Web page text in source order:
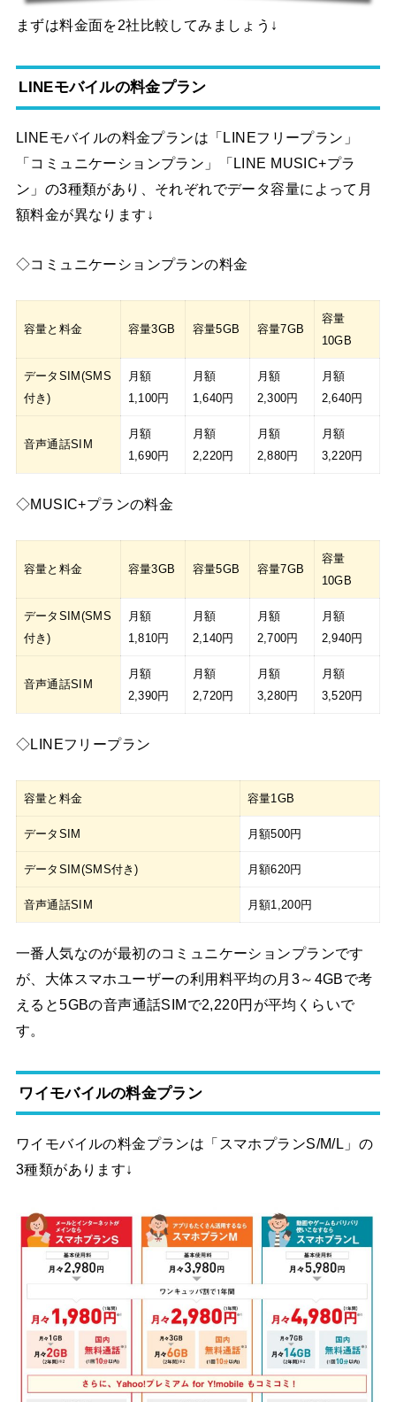
まずは料金面を2社比較してみましょう↓
LINEモバイルの料金プラン
LINEモバイルの料金プランは「LINEフリープラン」
「コミュニケーションプラン」「LINE MUSIC+プラ
ン」の3種類があり、それぞれでデータ容量によって月
額料金が異なります↓
◇コミュニケーションプランの料金
容量と料金 容量3GB 容量5GB 容量7GB
容量
10GB
データSIM(SMS
付き)
月額
1,100円
月額
1,640円
月額
2,300円
月額
2,640円
音声通話SIM
月額
1,690円
月額
2,220円
月額
2,880円
月額
3,220円
◇MUSIC+プランの料金
容量と料金 容量3GB 容量5GB 容量7GB
容量
10GB
データSIM(SMS
付き)
月額
1,810円
月額
2,140円
月額
2,700円
月額
2,940円
音声通話SIM
月額
2,390円
月額
2,720円
月額
3,280円
月額
3,520円
◇LINEフリープラン
容量と料金 容量1GB
データSIM 月額500円
データSIM(SMS付き) 月額620円
音声通話SIM 月額1,200円
一番人気なのが最初のコミュニケーションプランです
が、大体スマホユーザーの利用料平均の月3～4GBで考
えると5GBの音声通話SIMで2,220円が平均くらいで
す。
ワイモバイルの料金プラン
ワイモバイルの料金プランは「スマホプランS/M/L」の
3種類があります↓